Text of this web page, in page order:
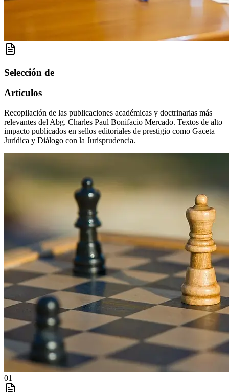
Selección de
Artículos
Recopilación de las publicaciones académicas y doctrinarias más
relevantes del Abg. Charles Paul Bonifacio Mercado. Textos de alto
impacto publicados en sellos editoriales de prestigio como Gaceta
Jurídica y Diálogo con la Jurisprudencia.
01